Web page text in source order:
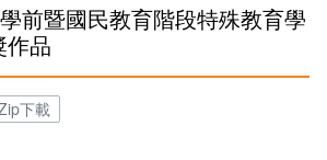
前暨國民教育階段特殊教育學
作品
下載